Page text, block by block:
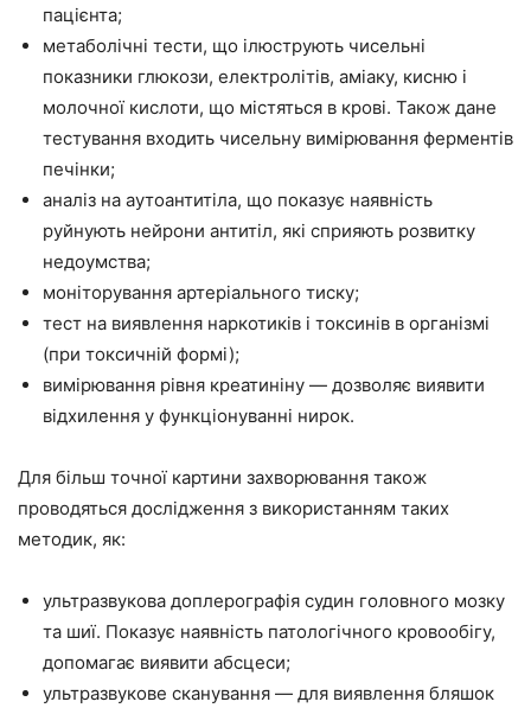
пацієнта;
метаболічні тести, що ілюструють чисельні
показники глюкози, електролітів, аміаку, кисню і
молочної кислоти, що містяться в крові. Також дане
тестування входить чисельну вимірювання ферментів
печінки;
аналіз на аутоантитіла, що показує наявність
руйнують нейрони антитіл, які сприяють розвитку
недоумства;
моніторування артеріального тиску;
тест на виявлення наркотиків і токсинів в організмі
(при токсичній формі);
вимірювання рівня креатиніну — дозволяє виявити
відхилення у функціонуванні нирок.
Для більш точної картини захворювання також
проводяться дослідження з використанням таких
методик, як:
ультразвукова доплерографія судин головного мозку
та шиї. Показує наявність патологічного кровообігу,
допомагає виявити абсцеси;
ультразвукове сканування — для виявлення бляшок